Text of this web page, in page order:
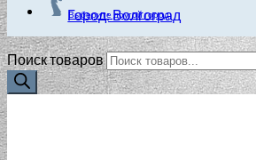
Город: Волгоград
Выберите другой город
Поиск товаров